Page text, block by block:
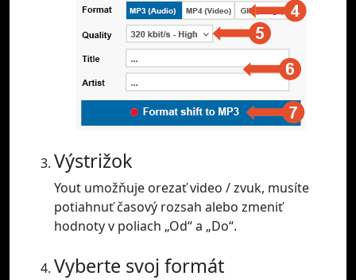
Výstrižok
Yout umožňuje orezať video / zvuk, musíte
potiahnuť časový rozsah alebo zmeniť
hodnoty v poliach „Od“ a „Do“.
Vyberte svoj formát